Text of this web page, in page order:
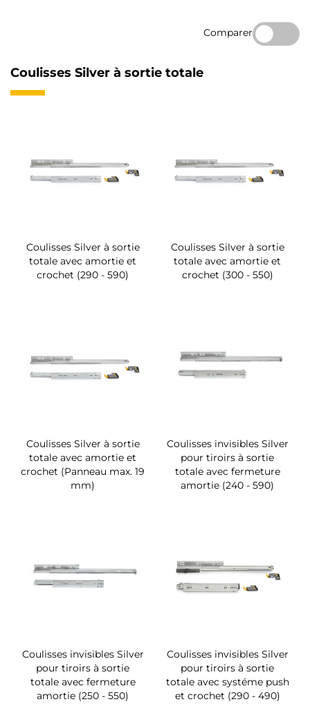
Comparer
Coulisses Silver à sortie totale
Coulisses Silver à sortie
totale avec amortie et
crochet (290 - 590)
Coulisses Silver à sortie
totale avec amortie et
crochet (300 - 550)
Coulisses Silver à sortie
totale avec amortie et
crochet (Panneau max. 19
mm)
Coulisses invisibles Silver
pour tiroirs à sortie
totale avec fermeture
amortie (240 - 590)
Coulisses invisibles Silver
pour tiroirs à sortie
totale avec fermeture
amortie (250 - 550)
Coulisses invisibles Silver
pour tiroirs à sortie
totale avec systéme push
et crochet (290 - 490)